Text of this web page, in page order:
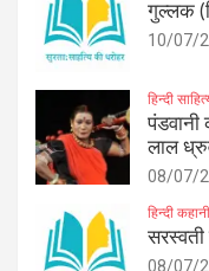
गुल्लक
10/07/
हिन्दी
पंडवानी
लाल
08/07/
हिन्दी कहानी
सरस्वती
08/07/